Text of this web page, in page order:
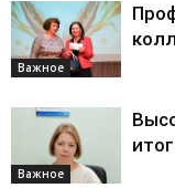
Важное
Важное